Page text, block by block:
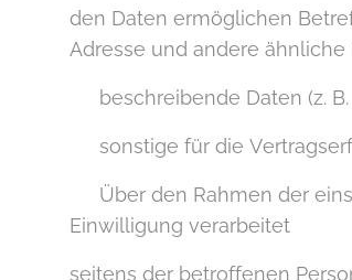
den Daten ermöglichen
Adresse und andere ähnliche
▪ beschreibende Daten (z.
▪ sonstige für die
▪ Über den Rahmen der
Einwilligung verarbeitet
seitens der betroffenen